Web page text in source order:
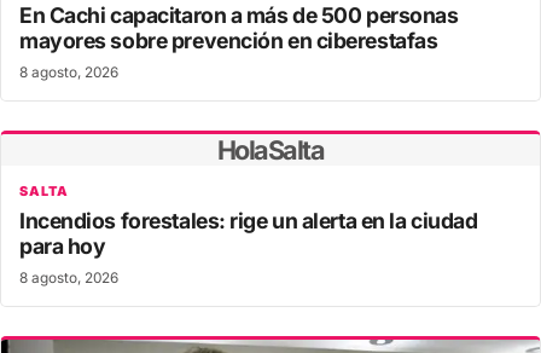
En Cachi capacitaron a más de 500 personas
mayores sobre prevención en ciberestafas
8 agosto, 2026
HolaSalta
SALTA
Incendios forestales: rige un alerta en la ciudad
para hoy
8 agosto, 2026